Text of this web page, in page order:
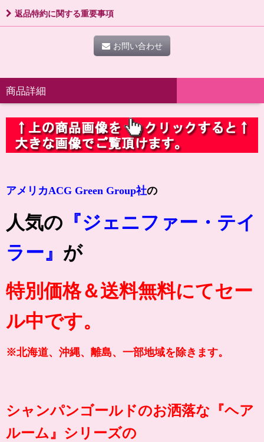
返品特約に関する重要事項
お問い合わせ
商品詳細
アメリカACG Green Group社の
人気の 『ジェニファー・テイ
ラー』 が
特別価格＆送料無料にてセー
ル中です。
※北海道、沖縄、離島、一部地域を除きます。
シャンパンゴールドのお洒落な『ヘア
ルーム』シリーズの